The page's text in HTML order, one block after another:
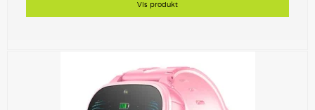
Vis produkt